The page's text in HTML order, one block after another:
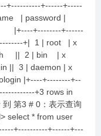
+----------+------+-----
| password |
|+----+--------+------
+| 1 | root | x
|| 2 | bin | x
|| 3 | daemon | x
|+----+--------+--
+3 rows in
第3 # 0：表示查询
select * from user
+----------+------+---